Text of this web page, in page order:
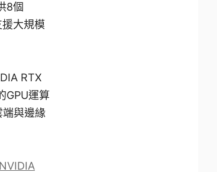
8個
大規模
RTX
GPU運算
端與邊緣
NVIDIA